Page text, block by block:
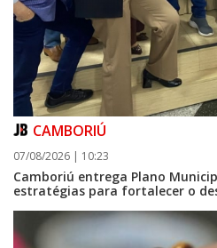
08/08/2026 | 07:00
CAMBORIÚ
07/08/2026 | 10:23
Camboriú entrega Plano
estratégias para fortalecer o